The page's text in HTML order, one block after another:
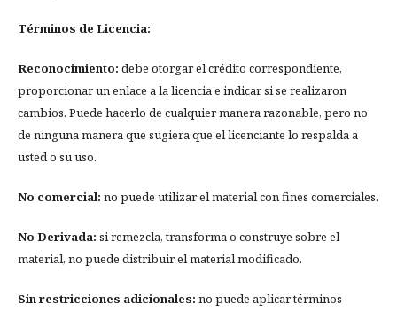
Términos de Licencia:
Reconocimiento: debe otorgar el crédito correspondiente,
proporcionar un enlace a la licencia e indicar si se realizaron
cambios. Puede hacerlo de cualquier manera razonable, pero no
de ninguna manera que sugiera que el licenciante lo respalda a
usted o su uso.
No comercial: no puede utilizar el material con fines comerciales.
No Derivada: si remezcla, transforma o construye sobre el
material, no puede distribuir el material modificado.
Sin restricciones adicionales: no puede aplicar términos